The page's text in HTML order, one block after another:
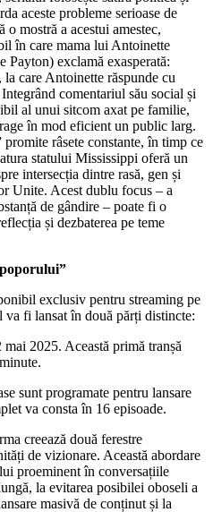
aceste probleme serioase de
mostră a acestui amestec,
în care mama lui Antoinette
Payton) exclamă exasperată:
care Antoinette răspunde cu
comentariul său social și
al unui sitcom axat pe familie,
în mod eficient un public larg.
râsete constante, în timp ce
statului Mississippi oferă un
intersecția dintre rasă, gen și
Unite. Acest dublu focus – a
de gândire – poate fi o
și dezbaterea pe teme
exclusiv pentru streaming pe
fi lansat în două părți distincte:
2025. Această primă tranșă
sunt programate pentru lansare
va consta în 16 episoade.
creează două ferestre
de vizionare. Această abordare
proeminent în conversațiile
la evitarea posibilei oboseli a
masivă de conținut și la